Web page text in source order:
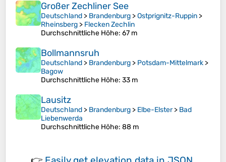
Großer Zechliner See
Deutschland > Brandenburg >Ostprignitz-Ruppin >
Rheinsberg > Flecken Zechlin
Durchschnittliche Höhe: 67 m
Bollmannsruh
Deutschland > Brandenburg > Potsdam-Mittelmark >
Bagow
Durchschnittliche Höhe: 33 m
Lausitz
Deutschland > Brandenburg > Elbe-Elster> Bad
Liebenwerda
Durchschnittliche Höhe: 88 m